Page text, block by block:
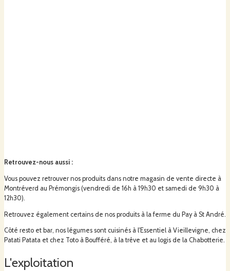
Retrouvez-nous aussi :
Vous pouvez retrouver nos produits dans notre magasin de vente directe à
Montréverd au Prémongis (vendredi de 16h à 19h30 et samedi de 9h30 à
12h30).
Retrouvez également certains de nos produits à la ferme du Pay à St André.
Côté resto et bar, nos légumes sont cuisinés à l'Essentiel à Vieillevigne, chez
Patati Patata et chez Toto à Boufféré, à la trêve et au logis de la Chabotterie.
L'exploitation